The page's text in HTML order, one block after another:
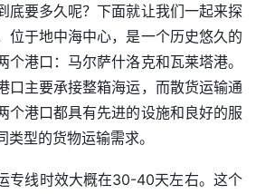
底要多久呢？下面就让我们一起来探
位于地中海中心，是一个历史悠久的
个港口：马尔萨什洛克和瓦莱塔港。
口主要承接整箱海运，而散货运输通
个港口都具有先进的设施和良好的服
型的货物运输需求。
专线时效大概在30-40天左右。这个